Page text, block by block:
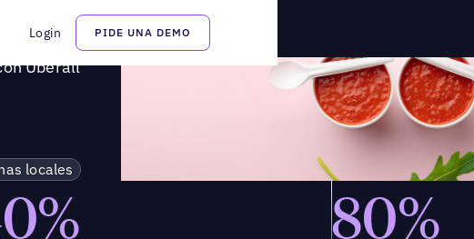
Login PIDE UNA DEMO
Uberall
locales
80%